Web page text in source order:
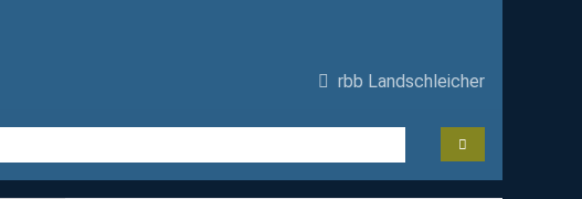
rbb Landschleicher